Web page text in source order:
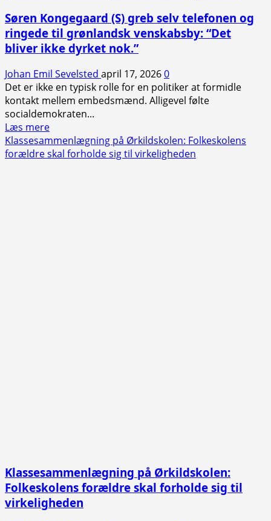
flertal
for
nyt
friplejehjem:
“Tved
er
den
mest
oplagte
placering”
Søren Kongegaard (S) greb selv telefonen og
ringede til grønlandsk venskabsby: “Det
bliver ikke dyrket nok.”
Johan Emil Sevelsted april 17, 20260
Det er ikke en typisk rolle for en politiker at formidle
kontakt mellem embedsmænd. Alligevel følte
socialdemokraten...
Læs mereRead
more
about
Klassesammenlægning på Ørkildskolen: Folkeskolens
forældre skal forholde sig til virkeligheden
Klassesammenlægning på Ørkildskolen:
Folkeskolens forældre skal forholde sig til
virkeligheden